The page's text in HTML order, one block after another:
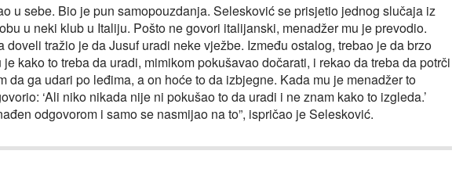
u sebe. Bio je pun samopouzdanja. Selesković se prisjetio jednog slučaja iz
u neki klub u Italiju. Pošto ne govori italijanski, menadžer mu je prevodio.
doveli tražio je da Jusuf uradi neke vježbe. Između ostalog, trebao je da brzo
kako to treba da uradi, mimikom pokušavao dočarati, i rekao da treba da potrči
da ga udari po leđima, a on hoće to da izbjegne. Kada mu je menadžer to
‘Ali niko nikada nije ni pokušao to da uradi i ne znam kako to izgleda.’
odgovorom i samo se nasmijao na to”, ispričao je Selesković.